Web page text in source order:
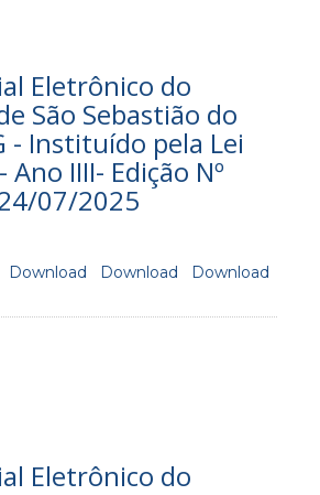
Eletrônico do
São Sebastião do
- Instituído pela Lei
Ano IIII- Edição Nº
07/2025
Download Download
Download
Eletrônico do